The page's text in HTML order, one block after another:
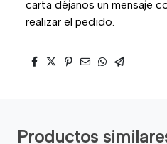
carta déjanos un mensaje
realizar el pedido.
Productos